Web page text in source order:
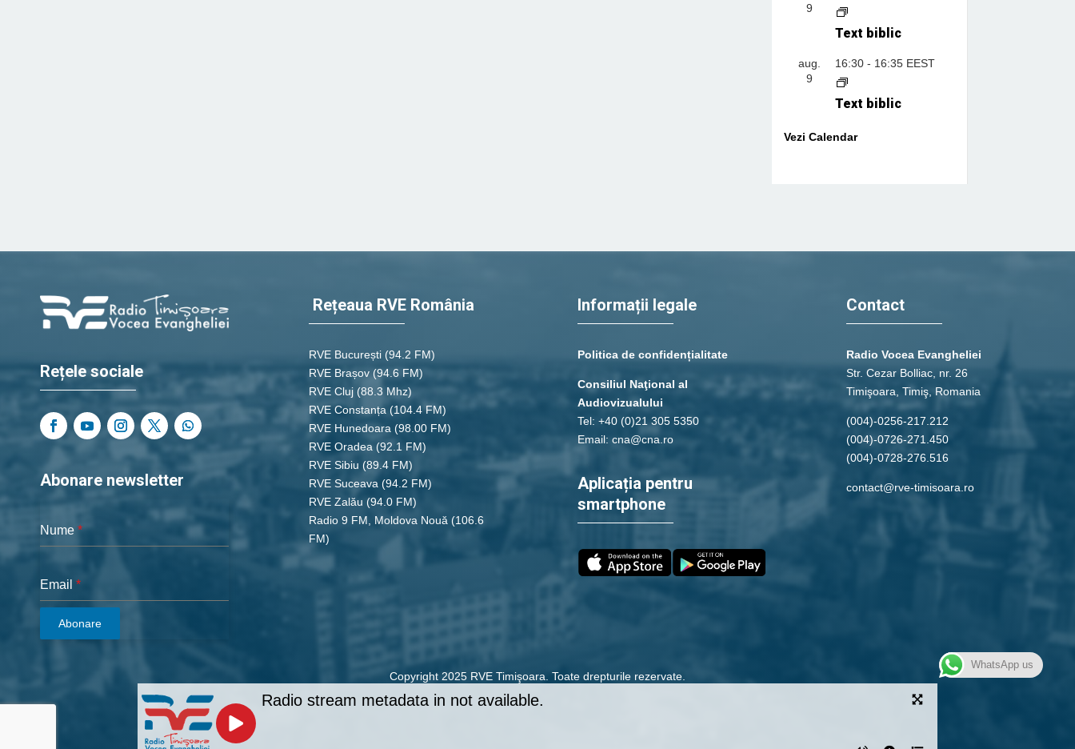
9
Text biblic
aug.
9
16:30- 16:35 EEST
Text biblic
Vezi Calendar
Rețele sociale
Abonare newsletter
Nume *
Email *
Abonare
Rețeaua RVE România
RVE București (94.2 FM)
RVE Brașov (94.6 FM)
RVE Cluj (88.3 Mhz)
RVE Constanța (104.4 FM)
RVE Hunedoara (98.00 FM)
RVE Oradea (92.1 FM)
RVE Sibiu (89.4 FM)
RVE Suceava (94.2 FM)
RVE Zalău (94.0 FM)
Radio 9 FM, Moldova Nouă (106.6
FM)
Informații legale
Politica de confidențialitate
Consiliul Naţional al
Audiovizualului
Tel: +40 (0)21 305 5350
Email: cna@cna.ro
Aplicația pentru
smartphone
Contact
Radio Vocea Evangheliei
Str. Cezar Bolliac, nr. 26
Timişoara, Timiş, Romania
(004)-0256-217.212
(004)-0726-271.450
(004)-0728-276.516
contact@rve-timisoara.ro
Copyright 2025 RVE Timişoara. Toate drepturile rezervate.
Radio stream metadata in not available.
WhatsApp us